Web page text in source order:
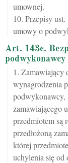
umownej.
10. Przepisy
umowy o
Art. 143c.
podwykonawcy
1. Zamawiający
wynagrodzenia
podwykonawcy,
zamawiającego
przedmiotem są
przedłożoną
której
uchylenia się od